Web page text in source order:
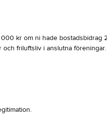
kr om ni hade bostadsbidrag
friluftsliv i anslutna föreningar.